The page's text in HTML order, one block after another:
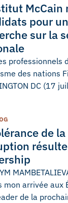
McCain
pour
sur la
professionnels
des nations
DC (17
de
mon arrivée aux
de la